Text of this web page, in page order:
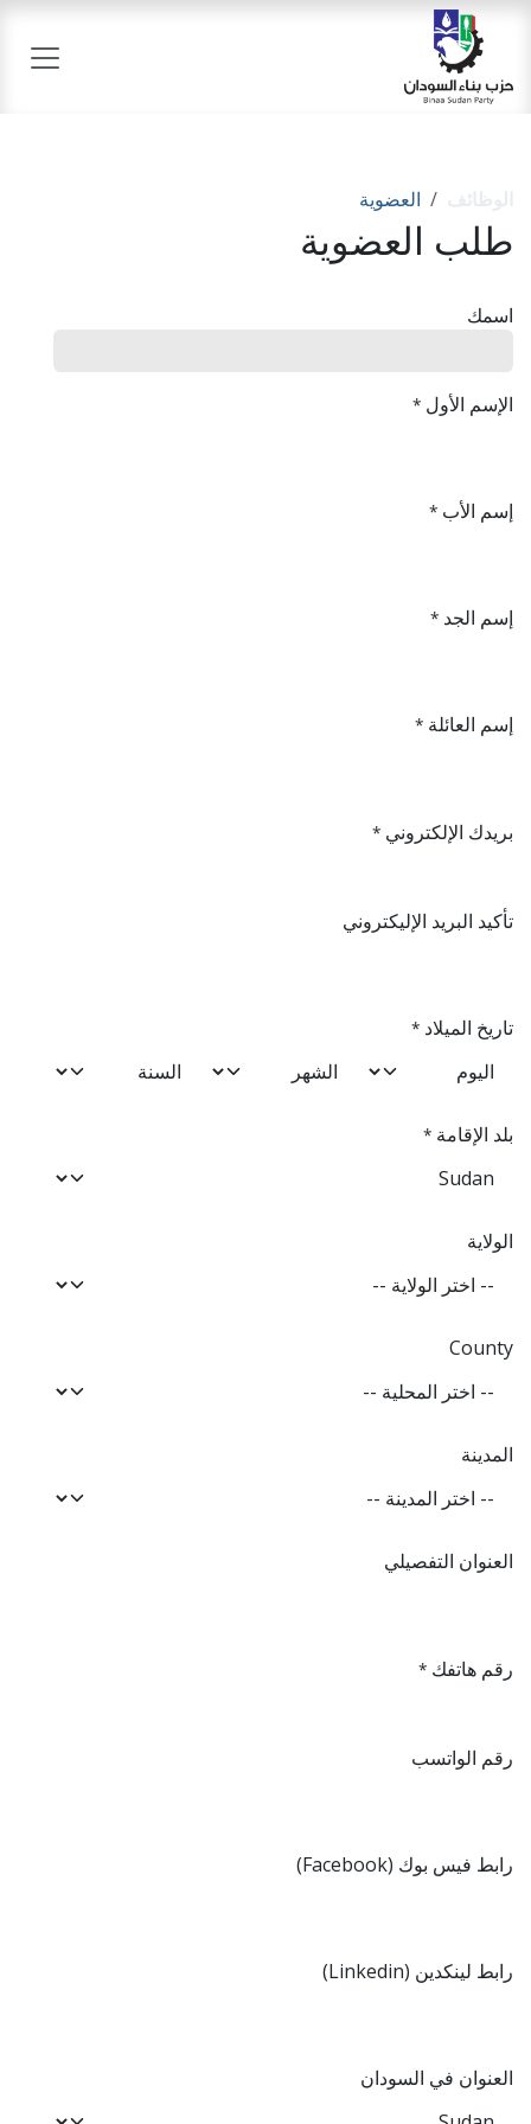
تخطي للذهاب إلى المحتوى
العضوية
طلب العضوية
اسمك
الإسم الأول *
إسم الأب *
إسم الجد *
إسم العائلة *
بريدك الإلكتروني *
تأكيد البريد الإليكتروني
تاريخ الميلاد *
بلد الإقامة *
الولاية
County
المدينة
العنوان التفصيلي
رقم هاتفك *
رقم الواتسب
رابط فيس بوك (Facebook)
رابط لينكدين (Linkedin)
العنوان في السودان